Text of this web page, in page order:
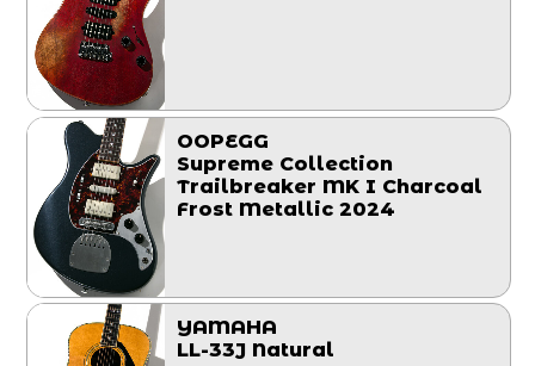
OOPEGG
Supreme Collection
Trailbreaker MK I Charcoal
Frost Metallic 2024
YAMAHA
LL-33J Natural